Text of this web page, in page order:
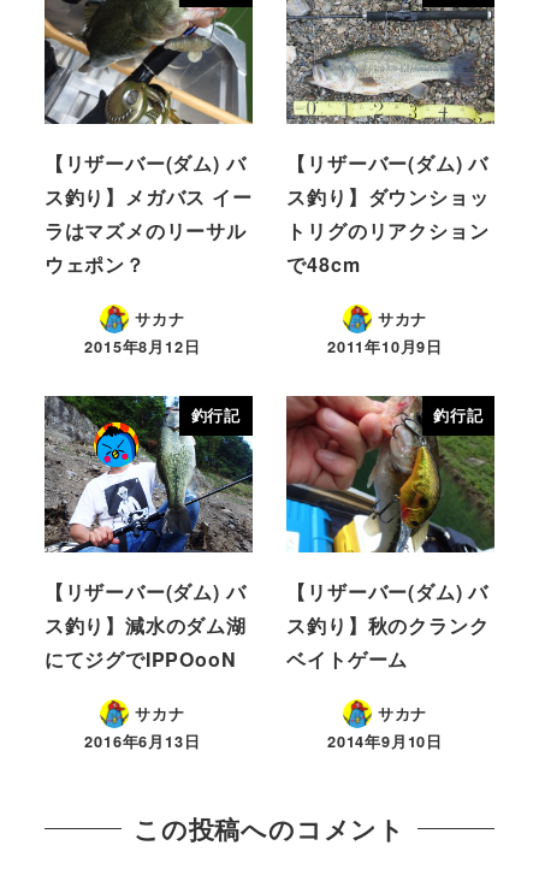
【リザーバー(ダム) バ
ス釣り】メガバス イー
ラはマズメのリーサル
ウェポン？
サカナ
2015年8月12日
【リザーバー(ダム) バ
ス釣り】ダウンショッ
トリグのリアクション
で48cm
サカナ
2011年10月9日
釣行記
【リザーバー(ダム) バ
ス釣り】減水のダム湖
にてジグでIPPOooN
サカナ
2016年6月13日
釣行記
【リザーバー(ダム) バ
ス釣り】秋のクランク
ベイトゲーム
サカナ
2014年9月10日
この投稿へのコメント